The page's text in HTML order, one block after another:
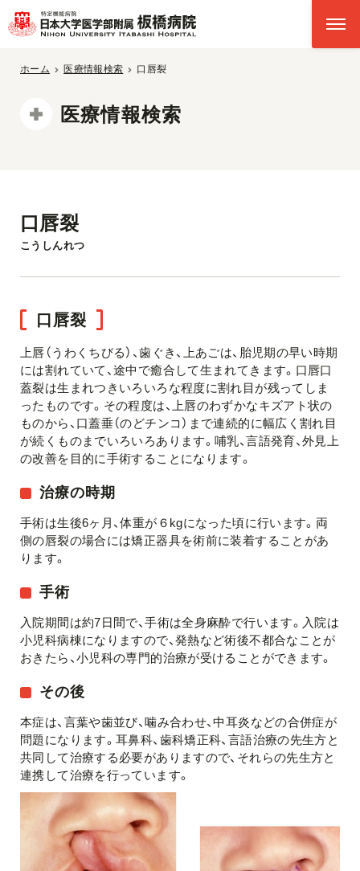
ホーム 医療情報検索 口唇裂
医療情報検索
口唇裂
こうしんれつ
口唇裂
上唇（うわくちびる）、歯ぐき、上あごは、胎児期の早い時期
には割れていて、途中で癒合して生まれてきます。口唇口
蓋裂は生まれつきいろいろな程度に割れ目が残ってしま
ったものです。その程度は、上唇のわずかなキズアト状の
ものから、口蓋垂（のどチンコ）まで連続的に幅広く割れ目
が続くものまでいろいろあります。哺乳、言語発育、外見上
の改善を目的に手術することになります。
治療の時期
手術は生後6ヶ月、体重が６kgになった頃に行います。両
側の唇裂の場合には矯正器具を術前に装着することがあ
ります。
手術
入院期間は約7日間で、手術は全身麻酔で行います。入院は
小児科病棟になりますので、発熱など術後不都合なことが
おきたら、小児科の専門的治療が受けることができます。
その後
本症は、言葉や歯並び、噛み合わせ、中耳炎などの合併症が
問題になります。耳鼻科、歯科矯正科、言語治療の先生方と
共同して治療する必要がありますので、それらの先生方と
連携して治療を行っています。